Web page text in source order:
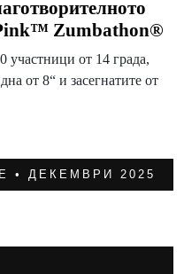
Zumbathon®
участници от 14 града,
от 8“ и засегнатите от
• ДЕКЕМВРИ 2025